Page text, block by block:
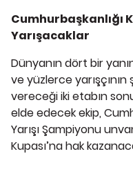
Cumhurbaşkanlığı
Yarışacaklar
Dünyanın dört bir
ve yüzlerce
vereceği iki etabın
elde edecek ekip,
Yarışı Şampiyonu
Kupası’na hak